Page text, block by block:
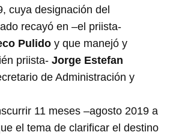
cuya designación del
recayó en –el priista-
Pulido y que manejó y
priista-Jorge Estefan
de Administración y
11 meses –agosto 2019 a
el tema de clarificar el destino